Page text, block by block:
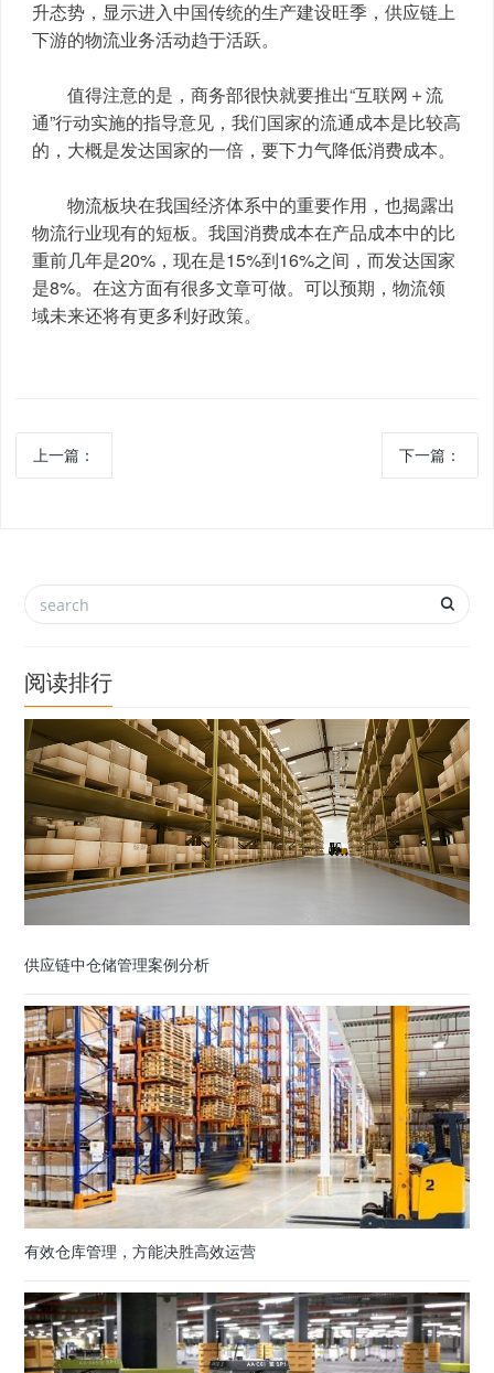
升态势，显示进入中国传统的生产建设旺季，供应链上
下游的物流业务活动趋于活跃。
	值得注意的是，商务部很快就要推出“互联网＋流
通”行动实施的指导意见，我们国家的流通成本是比较高
的，大概是发达国家的一倍，要下力气降低消费成本。
物流板块在我国经济体系中的重要作用，也揭露出
物流行业现有的短板。我国消费成本在产品成本中的比
重前几年是20%，现在是15%到16%之间，而发达国家
是8%。在这方面有很多文章可做。可以预期，物流领
域未来还将有更多利好政策。
上一篇： 下一篇：
阅读排行
供应链中仓储管理案例分析
有效仓库管理，方能决胜高效运营